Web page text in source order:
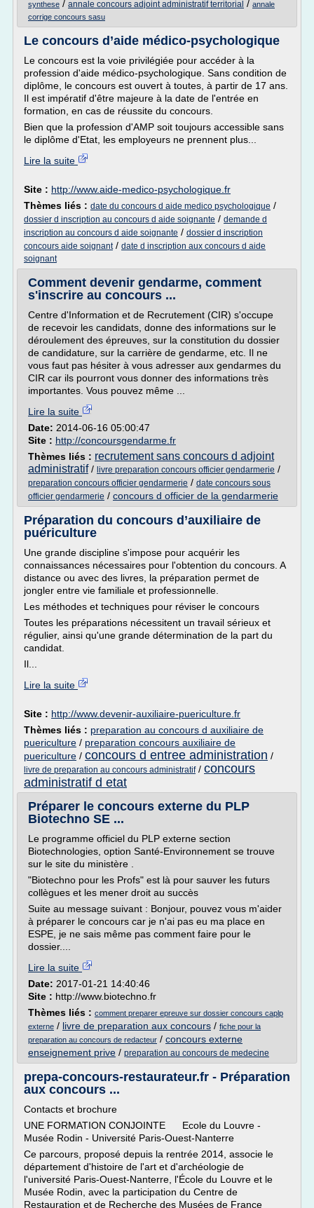
synthese / annale concours adjoint administratif territorial / annale
corrige concours sasu
Le concours d’aide médico-psychologique
Le concours est la voie privilégiée pour accéder à la
profession d'aide médico-psychologique. Sans condition de
diplôme, le concours est ouvert à toutes, à partir de 17 ans.
Il est impératif d'être majeure à la date de l'entrée en
formation, en cas de réussite du concours.
Bien que la profession d'AMP soit toujours accessible sans
le diplôme d'Etat, les employeurs ne prennent plus...
Lire la suite
Site : http://www.aide-medico-psychologique.fr
Thèmes liés : date du concours d aide medico psychologique /
dossier d inscription au concours d aide soignante / demande d
inscription au concours d aide soignante / dossier d inscription
concours aide soignant/ date d inscription aux concours d aide
soignant
Comment devenir gendarme, comment
s'inscrire au concours ...
Centre d'Information et de Recrutement (CIR) s'occupe
de recevoir les candidats, donne des informations sur le
déroulement des épreuves, sur la constitution du dossier
de candidature, sur la carrière de gendarme, etc. Il ne
vous faut pas hésiter à vous adresser aux gendarmes du
CIR car ils pourront vous donner des informations très
importantes. Vous pouvez même ...
Lire la suite
Date: 2014-06-16 05:00:47
Site : http://concoursgendarme.fr
Thèmes liés : recrutement sans concours d adjoint
administratif/ livre preparation concours officier gendarmerie /
preparation concours officier gendarmerie / date concours sous
officier gendarmerie / concours d officier de la gendarmerie
Préparation du concours d’auxiliaire de
puériculture
Une grande discipline s'impose pour acquérir les
connaissances nécessaires pour l'obtention du concours. A
distance ou avec des livres, la préparation permet de
jongler entre vie familiale et professionnelle.
Les méthodes et techniques pour réviser le concours
Toutes les préparations nécessitent un travail sérieux et
régulier, ainsi qu'une grande détermination de la part du
candidat.
Il...
Lire la suite
Site : http://www.devenir-auxiliaire-puericulture.fr
Thèmes liés : preparation au concours d auxiliaire de
puericulture / preparation concours auxiliaire de
puericulture / concours d entree administration /
livre de preparation au concours administratif/ concours
administratif d etat
Préparer le concours externe du PLP
Biotechno SE ...
Le programme officiel du PLP externe section
Biotechnologies, option Santé-Environnement se trouve
sur le site du ministère .
"Biotechno pour les Profs" est là pour sauver les futurs
collègues et les mener droit au succès
Suite au message suivant : Bonjour, pouvez vous m'aider
à préparer le concours car je n'ai pas eu ma place en
ESPE, je ne sais même pas comment faire pour le
dossier....
Lire la suite
Date: 2017-01-21 14:40:46
Site : http://www.biotechno.fr
Thèmes liés : comment preparer epreuve sur dossier concours caplp
externe / livre de preparation aux concours / fiche pour la
preparation au concours de redacteur / concours externe
enseignement prive / preparation au concours de medecine
prepa-concours-restaurateur.fr - Préparation
aux concours ...
Contacts et brochure
UNE FORMATION CONJOINTE Ecole du Louvre -
Musée Rodin - Université Paris-Ouest-Nanterre
Ce parcours, proposé depuis la rentrée 2014, associe le
département d'histoire de l'art et d'archéologie de
l'université Paris-Ouest-Nanterre, l'École du Louvre et le
Musée Rodin, avec la participation du Centre de
Restauration et de Recherche des Musées de France